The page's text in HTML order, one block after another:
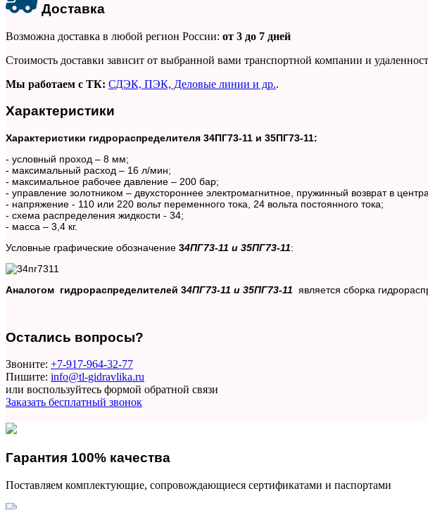
Доставка
Возможна доставка в любой регион России: от 3 до 7 дней
Стоимость доставки зависит от выбранной вами транспортной компании и
Мы работаем с ТК: СДЭК, ПЭК, Деловые линии и др..
Характеристики
Характеристики гидрораспределителя 34ПГ73-11 и 35ПГ73-11:
- условный проход – 8 мм;
- максимальный расход – 16 л/мин;
- максимальное рабочее давление – 200 бар;
- управление золотником – двухстороннее электромагнитное, пружинный возврат в
- напряжение - 110 или 220 вольт переменного тока, 24 вольта постоянного тока;
- схема распределения жидкости - 34;
- масса – 3,4 кг.
Условные графические обозначение 34ПГ73-11 и 35ПГ73-11:
Аналогом гидрораспределителей 34ПГ73-11 и 35ПГ73-11 является сборка
Остались вопросы?
Звоните: +7-917-964-32-77
Пишите: info@tl-gidravlika.ru
или воспользуйтесь формой обратной связи
Заказать бесплатный звонок
Гарантия 100% качества
Поставляем комплектующие, сопровождающиеся сертификатами и паспортами